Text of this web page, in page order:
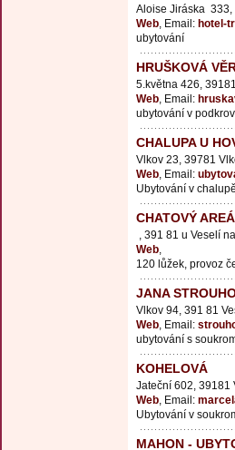
Aloise Jiráska 333,
Web, Email: hotel-
ubytování
HRUŠKOVÁ
5.května 426,
Web, Email:
ubytování v
CHALUPA U
Vlkov 23, 39781
Web, Email:
Ubytování v
CHATOVÝ
, 391 81 u Veselí
Web,
120 lůžek, provoz
JANA
Vlkov 94, 391 81
Web, Email:
ubytování s
KOHELOVÁ
Jateční 602, 39181
Web, Email:
Ubytování v
MAHON -